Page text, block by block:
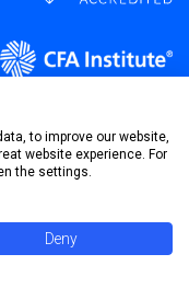
& Condições
to improve our website,
website experience. For
the settings.
Deny